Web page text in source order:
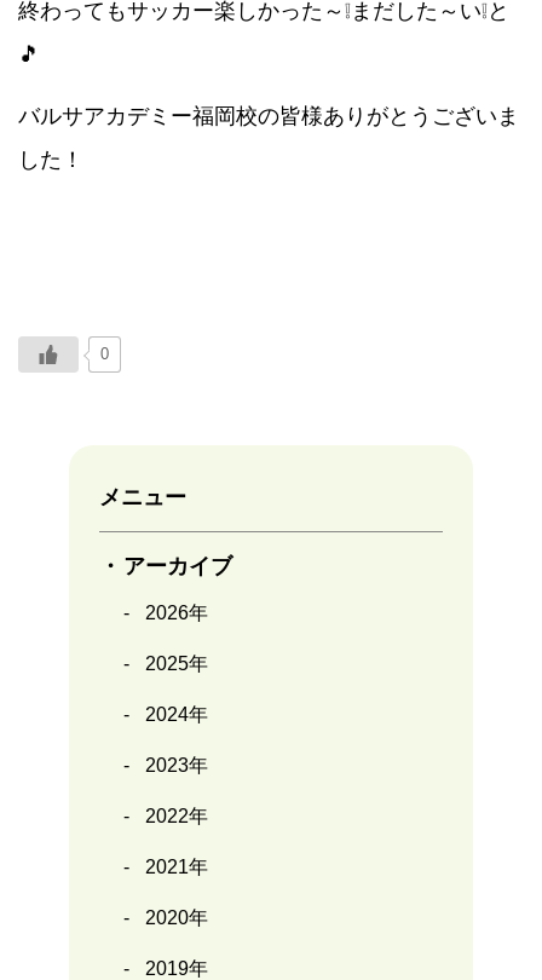
メニュー
アーカイブ
2026年
2025年
2024年
2023年
2022年
2021年
2020年
2019年
終わってもサッカー楽しかった～❕まだした～い❕と
🎵
バルサアカデミー福岡校の皆様ありがとうございま
した！
0